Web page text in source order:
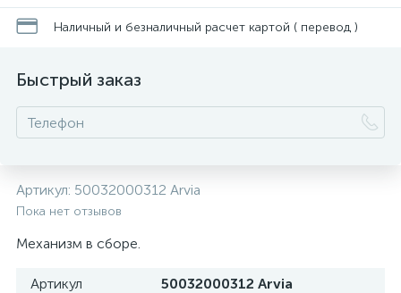
Наличный и безналичный расчет картой ( перевод )
Быстрый заказ
Артикул: 50032000312 Arvia
Пока нет отзывов
Механизм в сборе.
Артикул
50032000312 Arvia